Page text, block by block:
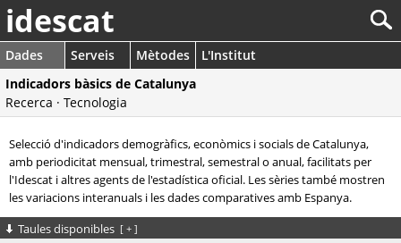
idescat
Dades Serveis Mètodes
L'Institut
Indicadors bàsics de Catalunya
Recerca · Tecnologia
Selecció d'indicadors demogràfics, econòmics i socials de Catalunya,
amb periodicitat mensual, trimestral, semestral o anual, facilitats per
l'Idescat i altres agents de l'estadística oficial. Les sèries també mostren
les variacions interanuals i les dades comparatives amb Espanya.
Taules disponibles [ + ]